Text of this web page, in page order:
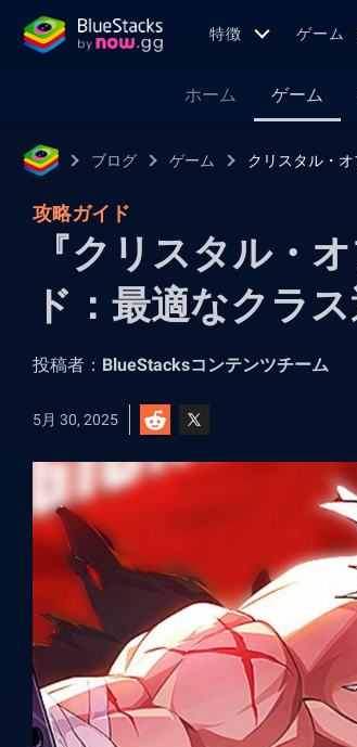
特徴 ゲーム
ホーム ゲーム
ブログ ゲーム クリスタル・
攻略ガイド
『クリスタル・
ド：最適なクラ
投稿者： BlueStacksコンテンツチーム
5月 30, 2025